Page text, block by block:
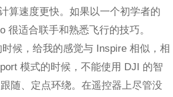
算速度更快。如果以一个初学者的
很适合联手和熟悉飞行的技巧。
候，给我的感觉与 Inspire 相似，相
模式的时候，不能使用 DJI 的智
随、定点环绕。在遥控器上尽管没